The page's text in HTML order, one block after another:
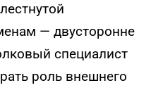
— двусторонне
специалист
роль внешнего